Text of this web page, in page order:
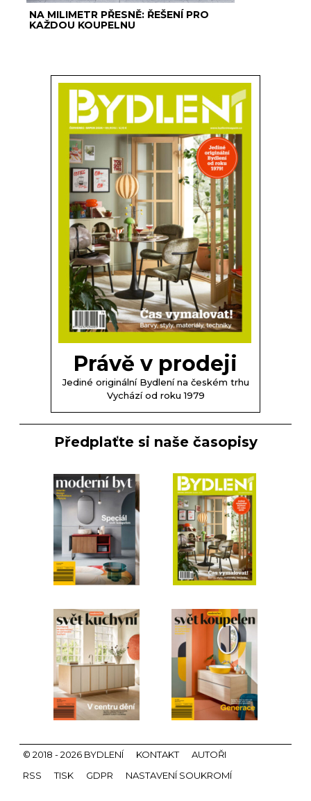
NA MILIMETR PŘESNĚ: ŘEŠENÍ PRO
KAŽDOU KOUPELNU
Právě v prodeji
Jediné originální Bydlení na českém trhu
Vychází od roku 1979
Předplaťte si naše časopisy
© 2018 - 2026 BYDLENÍ KONTAKT
AUTOŘI
RSS
TISK GDPR NASTAVENÍ SOUKROMÍ